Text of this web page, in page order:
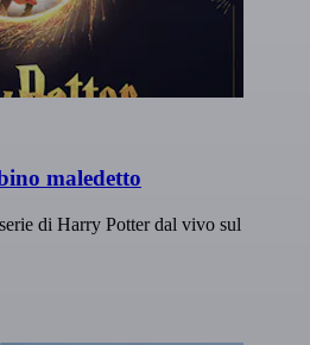
maledetto
di Harry Potter dal vivo sul